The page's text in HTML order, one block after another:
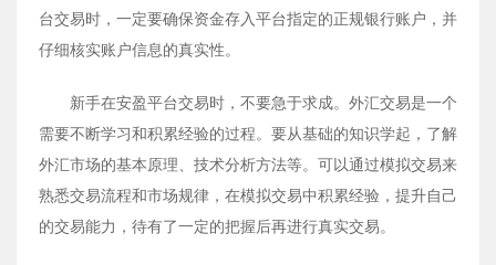
台交易时，一定要确保资金存入平台指定的正规银行账户，并
仔细核实账户信息的真实性。
新手在安盈平台交易时，不要急于求成。外汇交易是一个
需要不断学习和积累经验的过程。要从基础的知识学起，了解
外汇市场的基本原理、技术分析方法等。可以通过模拟交易来
熟悉交易流程和市场规律，在模拟交易中积累经验，提升自己
的交易能力，待有了一定的把握后再进行真实交易。